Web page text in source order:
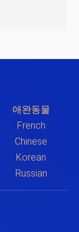
애완동물
French
Chinese
Korean
Russian